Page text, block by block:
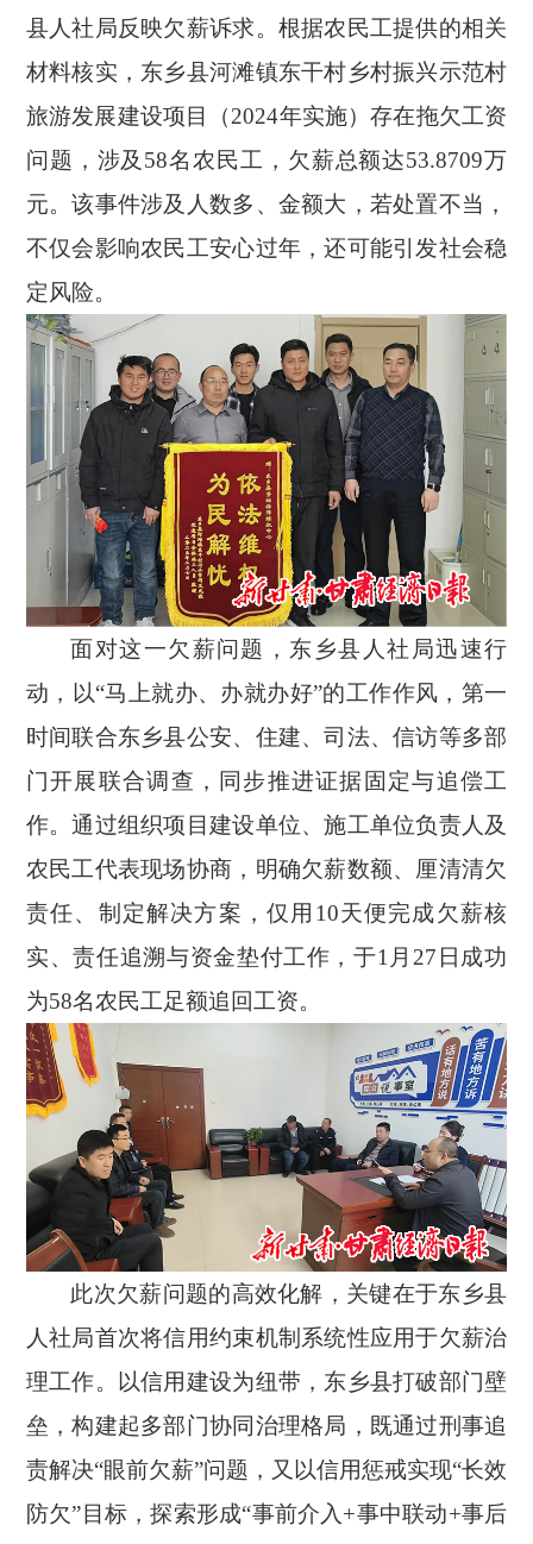
县人社局反映欠薪诉求。根据农民工提供的相关
材料核实，东乡县河滩镇东干村乡村振兴示范村
旅游发展建设项目（2024年实施）存在拖欠工资
问题，涉及58名农民工，欠薪总额达53.8709万
元。该事件涉及人数多、金额大，若处置不当，
不仅会影响农民工安心过年，还可能引发社会稳
定风险。
面对这一欠薪问题，东乡县人社局迅速行
动，以“马上就办、办就办好”的工作作风，第一
时间联合东乡县公安、住建、司法、信访等多部
门开展联合调查，同步推进证据固定与追偿工
作。通过组织项目建设单位、施工单位负责人及
农民工代表现场协商，明确欠薪数额、厘清清欠
责任、制定解决方案，仅用10天便完成欠薪核
实、责任追溯与资金垫付工作，于1月27日成功
为58名农民工足额追回工资。
此次欠薪问题的高效化解，关键在于东乡县
人社局首次将信用约束机制系统性应用于欠薪治
理工作。以信用建设为纽带，东乡县打破部门壁
垒，构建起多部门协同治理格局，既通过刑事追
责解决“眼前欠薪”问题，又以信用惩戒实现“长效
防欠”目标，探索形成“事前介入+事中联动+事后